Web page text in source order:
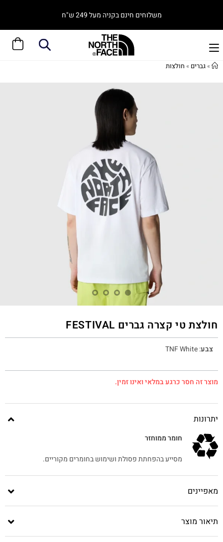
משלוחים חינם בקניה מעל 249 ש"ח
»גברים » חולצות
חולצת טי קצרה גברים FESTIVAL
צבע:
TNF White
מוצר זה חסר כרגע במלאי ואינו זמין.
יתרונות
חומר ממוחזר
מסייע בהפחתת פסולת ושימוש בחומרים מקוריים.
מאפיינים
תיאור מוצר